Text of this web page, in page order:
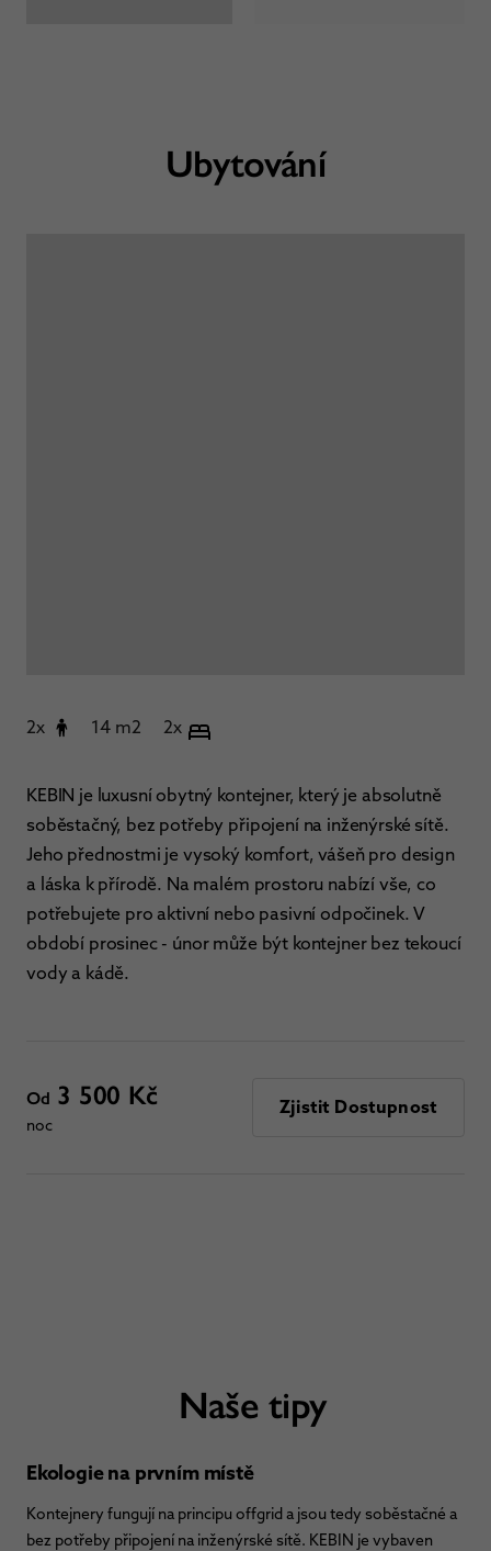
2x 14 m2 2x
KEBIN je luxusní obytný kontejner, který je absolutně
soběstačný, bez potřeby připojení na inženýrské sítě.
Jeho přednostmi je vysoký komfort, vášeň pro design
a láska k přírodě. Na malém prostoru nabízí vše, co
potřebujete pro aktivní nebo pasivní odpočinek. V
období prosinec - únor může být kontejner bez tekoucí
vody a kádě.
Od 3 500 Kč
noc
Zjistit Dostupnost
Ubytování
Naše tipy
Ekologie na prvním místě
Kontejnery fungují na principu offgrid a jsou tedy soběstačné a
bez potřeby připojení na inženýrské sítě. KEBIN je vybaven